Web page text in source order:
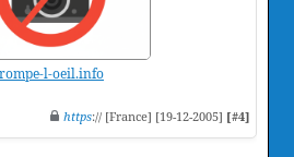
l-oeil.info
https:// [France] [19-12-2005] [#4]